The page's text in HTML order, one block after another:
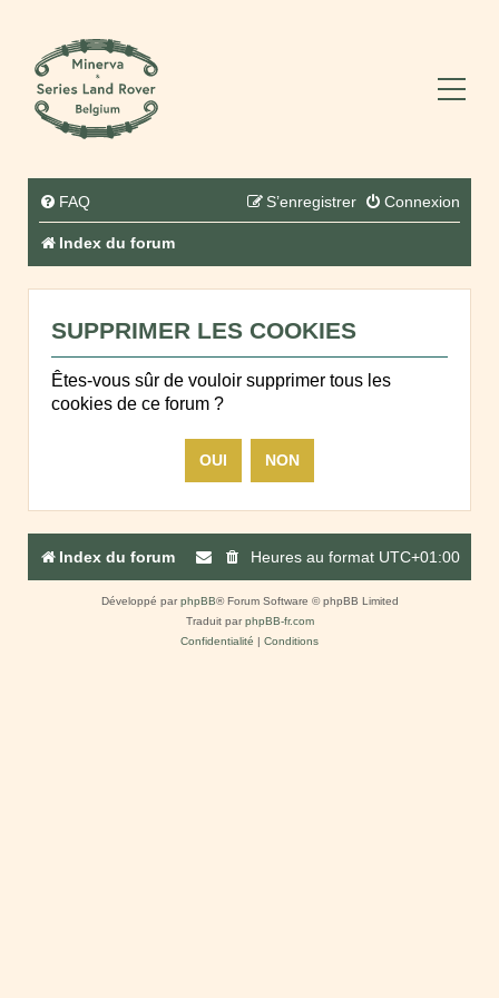
FAQ Connexion
S’enregistrer
Index du forum
SUPPRIMER LES COOKIES
Êtes-vous sûr de vouloir supprimer tous les
cookies de ce forum ?
Index du forum Heures au format UTC+01:00
Développé parphpBB® Forum Software © phpBB Limited
Traduit parphpBB-fr.com
Confidentialité | Conditions